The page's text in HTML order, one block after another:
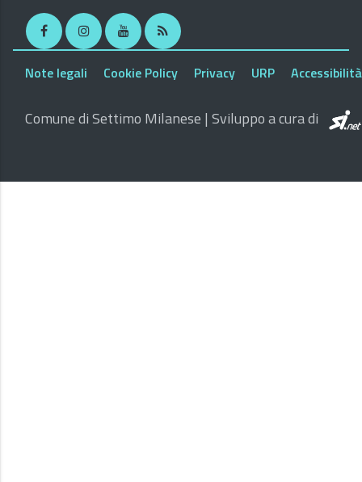
FacebookInstagramYoutube RSS
Note legali Cookie Policy Privacy URP Accessibilità
Comune di Settimo Milanese | Sviluppo a cura di